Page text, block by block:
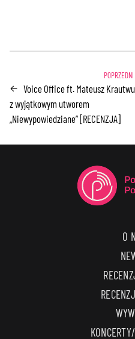
← Voice Office ft. Mateusz
z wyjątkowym utworem
„Niewypowiedziane” [RECENZJA]
O